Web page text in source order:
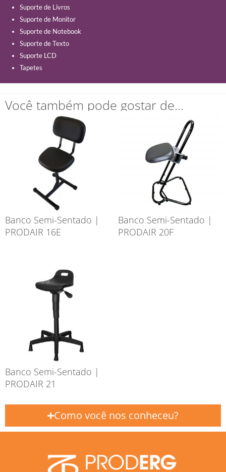
Suporte de Livros
Suporte de Monitor
Suporte de Notebook
Suporte de Texto
Suporte LCD
Tapetes
Você também pode gostar de…
Banco Semi-Sentado |
PRODAIR 16E
Banco Semi-Sentado |
PRODAIR 20F
Banco Semi-Sentado |
PRODAIR 21
Como você nos conheceu?